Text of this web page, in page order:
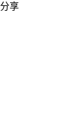
分享